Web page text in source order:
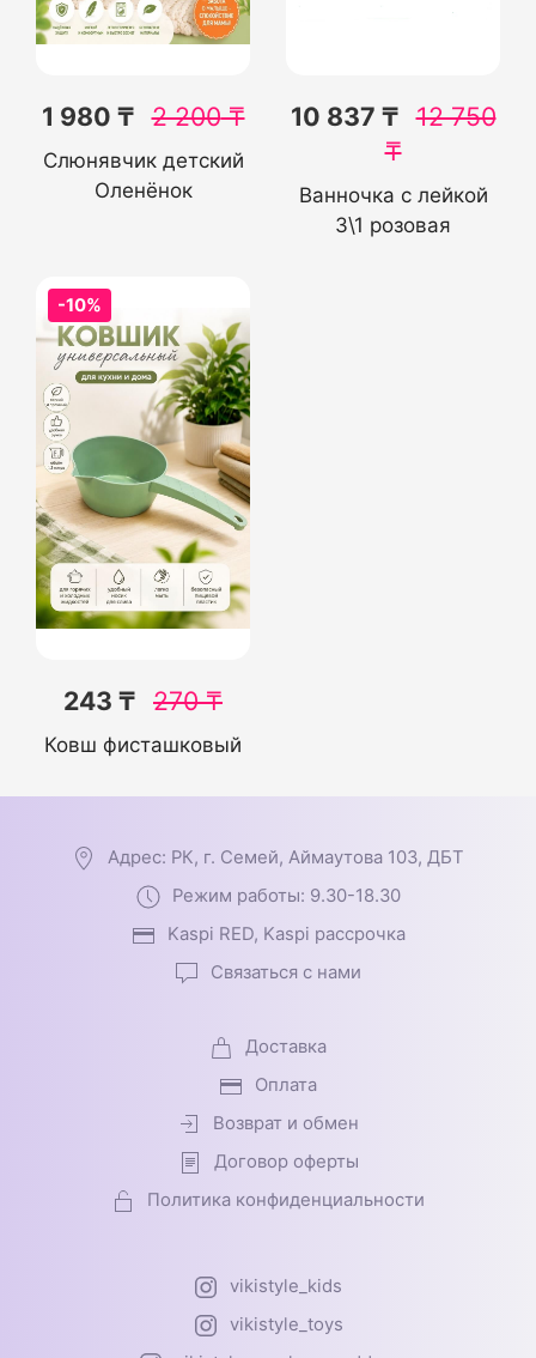
1 980 ₸ 2 200₸
Слюнявчик детский
Оленёнок
10 837 ₸ 12 750
₸
Ванночка с лейкой
3\1 розовая
-10%
243 ₸ 270₸
Ковш фисташковый
Адрес: РК, г. Семей, Аймаутова 103, ДБТ
Режим работы: 9.30-18.30
Kaspi RED, Kaspi рассрочка
Связаться с нами
Доставка
Оплата
Возврат и обмен
Договор оферты
Политика конфиденциальности
vikistyle_kids
vikistyle_toys